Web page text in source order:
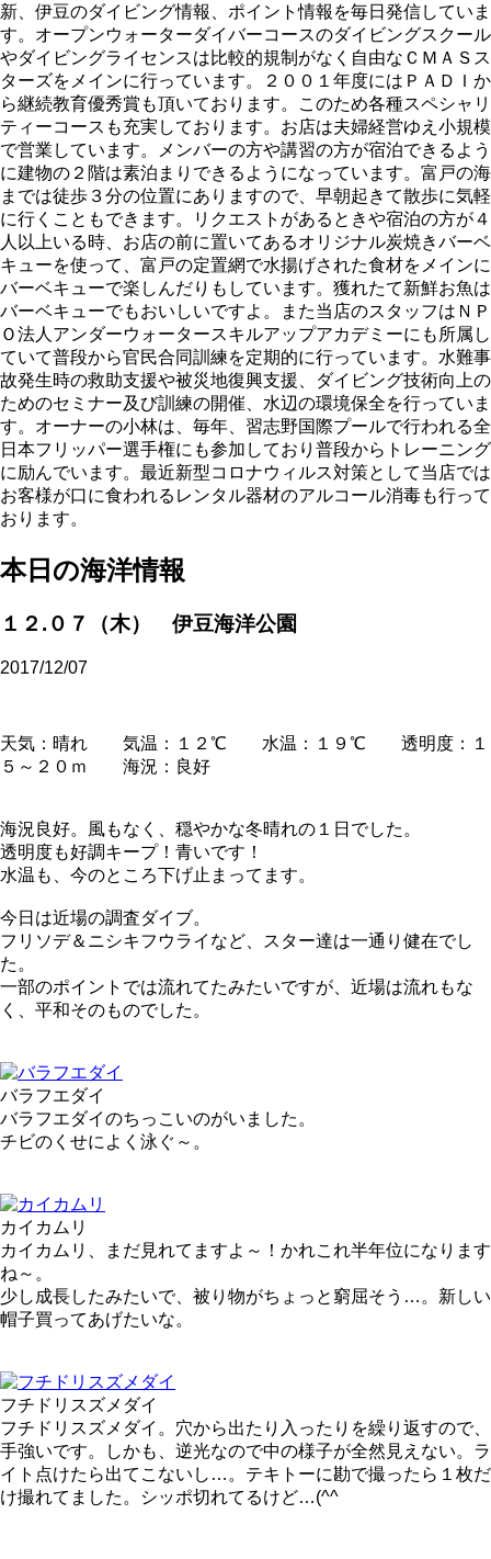
新、伊豆のダイビング情報、ポイント情報を毎日発信していま
す。オープンウォーターダイバーコースのダイビングスクール
やダイビングライセンスは比較的規制がなく自由なＣＭＡＳス
ターズをメインに行っています。２００１年度にはＰＡＤＩか
ら継続教育優秀賞も頂いております。このため各種スペシャリ
ティーコースも充実しております。お店は夫婦経営ゆえ小規模
で営業しています。メンバーの方や講習の方が宿泊できるよう
に建物の２階は素泊まりできるようになっています。富戸の海
までは徒歩３分の位置にありますので、早朝起きて散歩に気軽
に行くこともできます。リクエストがあるときや宿泊の方が４
人以上いる時、お店の前に置いてあるオリジナル炭焼きバーベ
キューを使って、富戸の定置網で水揚げされた食材をメインに
バーベキューで楽しんだりもしています。獲れたて新鮮お魚は
バーベキューでもおいしいですよ。また当店のスタッフはＮＰ
Ｏ法人アンダーウォータースキルアップアカデミーにも所属し
ていて普段から官民合同訓練を定期的に行っています。水難事
故発生時の救助支援や被災地復興支援、ダイビング技術向上の
ためのセミナー及び訓練の開催、水辺の環境保全を行っていま
す。オーナーの小林は、毎年、習志野国際プールで行われる全
日本フリッパー選手権にも参加しており普段からトレーニング
に励んでいます。最近新型コロナウィルス対策として当店では
お客様が口に食われるレンタル器材のアルコール消毒も行って
おります。
本日の海洋情報
１２.０７（木） 伊豆海洋公園
2017/12/07
天気：晴れ 気温：１２℃ 水温：１９℃ 透明度：１
５～２０ｍ 海況：良好
海況良好。風もなく、穏やかな冬晴れの１日でした。
透明度も好調キープ！青いです！
水温も、今のところ下げ止まってます。
今日は近場の調査ダイブ。
フリソデ＆ニシキフウライなど、スター達は一通り健在でし
た。
一部のポイントでは流れてたみたいですが、近場は流れもな
く、平和そのものでした。
バラフエダイ
バラフエダイのちっこいのがいました。
チビのくせによく泳ぐ～。
カイカムリ
カイカムリ、まだ見れてますよ～！かれこれ半年位になります
ね～。
少し成長したみたいで、被り物がちょっと窮屈そう…。新しい
帽子買ってあげたいな。
フチドリスズメダイ
フチドリスズメダイ。穴から出たり入ったりを繰り返すので、
手強いです。しかも、逆光なので中の様子が全然見えない。ラ
イト点けたら出てこないし…。テキトーに勘で撮ったら１枚だ
け撮れてました。シッポ切れてるけど…(^^ゞ